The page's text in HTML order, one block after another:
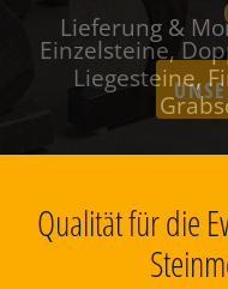
Einzelsteine,
Liegesteine,
Qualität für die